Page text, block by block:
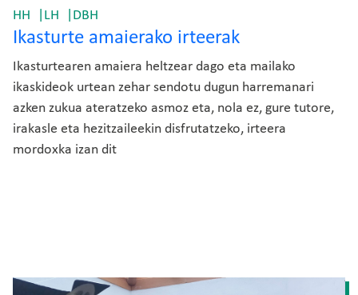
HH
LH DBH
Ikasturte amaierako irteerak
Ikasturtearen amaiera heltzear dago eta mailako
ikaskideok urtean zehar sendotu dugun harremanari
azken zukua ateratzeko asmoz eta, nola ez, gure tutore,
irakasle eta hezitzaileekin disfrutatzeko, irteera
mordoxka izan dit
Irudia